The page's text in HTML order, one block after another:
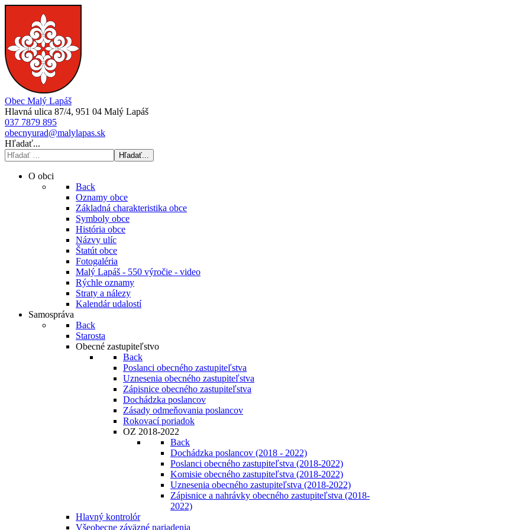
Obec Malý Lapáš
Hlavná ulica 87/4, 951 04 Malý Lapáš
037 7879 895
obecnyurad@malylapas.sk
Hľadať...
Hľadať...
O obci
Back
Oznamy obce
Základná charakteristika obce
Symboly obce
História obce
Názvy ulíc
Štatút obce
Fotogaléria
Malý Lapáš - 550 výročie - video
Rýchle oznamy
Straty a nálezy
Kalendár udalostí
Samospráva
Back
Starosta
Obecné zastupiteľstvo
Back
Poslanci obecného zastupiteľstva
Uznesenia obecného zastupiteľstva
Zápisnice obecného zastupiteľstva
Dochádzka poslancov
Zásady odmeňovania poslancov
Rokovací poriadok
OZ 2018-2022
Back
Dochádzka poslancov (2018 - 2022)
Poslanci obecného zastupiteľstva (2018-2022)
Komisie obecného zastupiteľstva (2018-2022)
Uznesenia obecného zastupiteľstva (2018-2022)
Zápisnice a nahrávky obecného zastupiteľstva (2018-
2022)
Hlavný kontrolór
Všeobecne záväzné nariadenia